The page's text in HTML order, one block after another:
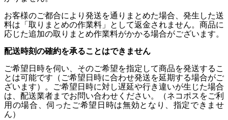
お客様のご都合により発送を通りまとめた場合、発生した送
料は「取りまとめの作業料」として返金されません。商品に
応じた追加の取りまとめ作業料がかかる場合がございます。
配送時刻の確約を承ることはできません
ご希望日時を伺い、そのご希望を指定して商品を発送するこ
とは可能です（ご希望日時に合わせ発送を延期する場合がご
ざいます）。ご希望日時に対し遅延や行き違いが生じた場合
は、配送業者までお問い合わせください。（ネコポスをご利
用の場合、伺ったご希望日時は無効となり、指定できませ
ん）